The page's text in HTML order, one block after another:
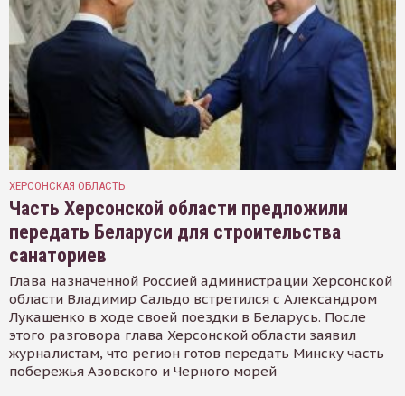
ХЕРСОНСКАЯ ОБЛАСТЬ
Часть Херсонской области предложили
передать Беларуси для строительства
санаториев
Глава назначенной Россией администрации Херсонской
области Владимир Сальдо встретился с Александром
Лукашенко в ходе своей поездки в Беларусь. После
этого разговора глава Херсонской области заявил
журналистам, что регион готов передать Минску часть
побережья Азовского и Черного морей